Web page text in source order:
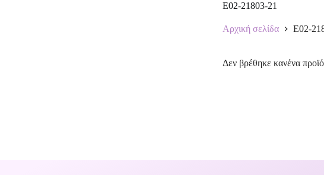
E02-21803-21
Αρχική σελίδα E02-
Δεν βρέθηκε κανένα